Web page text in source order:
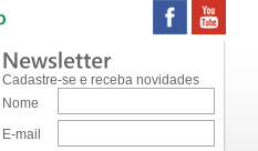
Cadastre-se e receba novidades
Nome
E-mail